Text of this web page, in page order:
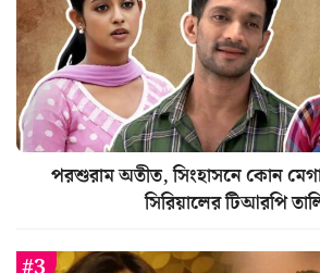
পরশুরাম অতীত, সিংহাসনে কোন
সিরিয়ালের টিআরপি